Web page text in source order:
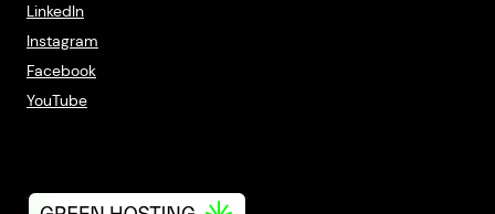
LinkedIn
Instagram
Facebook
YouTube